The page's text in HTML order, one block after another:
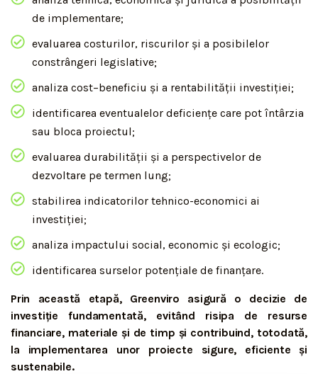
de implementare;
evaluarea costurilor, riscurilor și a posibilelor
constrângeri legislative;
analiza cost–beneficiu și a rentabilității investiției;
identificarea eventualelor deficiențe care pot întârzia
sau bloca proiectul;
evaluarea durabilității și a perspectivelor de
dezvoltare pe termen lung;
stabilirea indicatorilor tehnico-economici ai
investiției;
analiza impactului social, economic și ecologic;
identificarea surselor potențiale de finanțare.
Prin această etapă, Greenviro asigură o decizie de
investiție fundamentată, evitând risipa de resurse
financiare, materiale și de timp și contribuind, totodată,
la implementarea unor proiecte sigure, eficiente și
sustenabile.